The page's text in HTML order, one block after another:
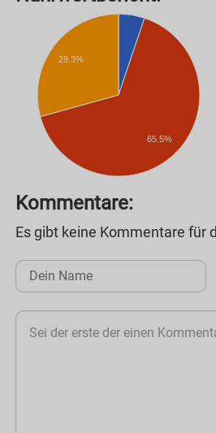
29.3%
65.5%
Kommentare:
Es gibt keine Kommentare für